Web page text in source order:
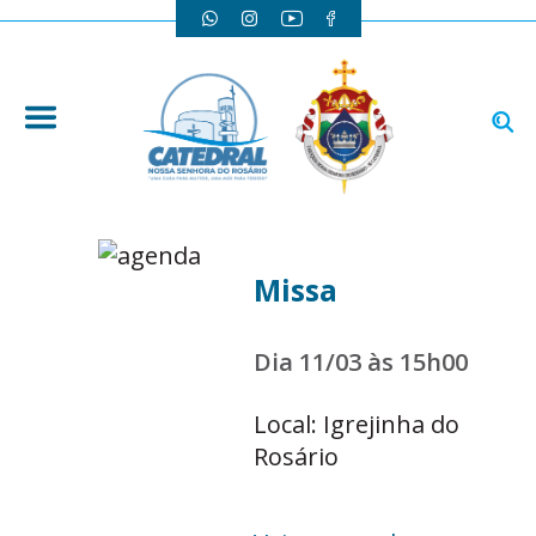
Missa
Dia 11/03 às 15h00
Local: Igrejinha do
Rosário